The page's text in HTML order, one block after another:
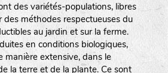
des variétés-populations, libres
méthodes respectueuses du
au jardin et sur la ferme.
en conditions biologiques,
manière extensive, dans le
la terre et de la plante. Ce sont